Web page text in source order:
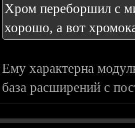
Хром переборшил с
хорошо, а вот
Ему характерна
база расширений с